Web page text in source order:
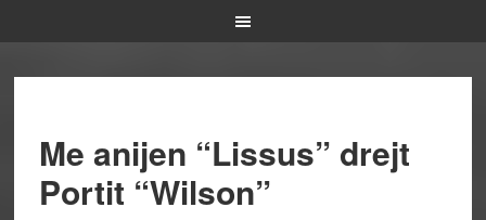
Me anijen “Lissus” drejt
Portit “Wilson”